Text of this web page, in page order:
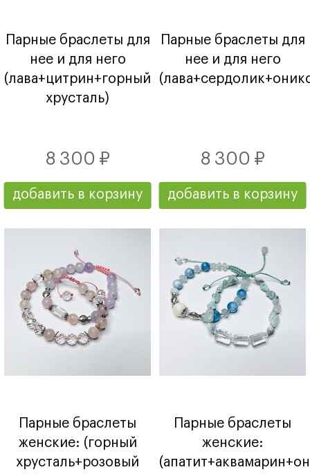
Парные браслеты для
нее и для него
(лава+цитрин+горный
хрусталь)
8 300 ₽
добавить в корзину
Парные браслеты для
нее и для него
8 300 ₽
добавить в корзину
Парные браслеты
женские: (горный
хрусталь+розовый
Парные браслеты
женские: